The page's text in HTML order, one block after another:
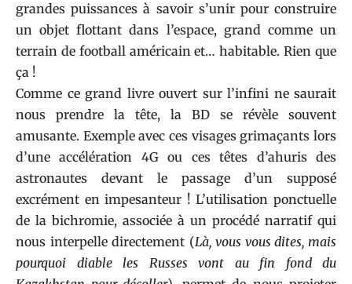
grandes puissances à savoir s’unir pour construire
un objet flottant dans l’espace, grand comme un
terrain de football américain et… habitable. Rien que
ça !
Comme ce grand livre ouvert sur l’infini ne saurait
nous prendre la tête, la BD se révèle souvent
amusante. Exemple avec ces visages grimaçants lors
d’une accélération 4G ou ces têtes d’ahuris des
astronautes devant le passage d’un supposé
excrément en impesanteur ! L’utilisation ponctuelle
de la bichromie, associée à un procédé narratif qui
nous interpelle directement (Là, vous vous dites, mais
pourquoi diable les Russes vont au fin fond du